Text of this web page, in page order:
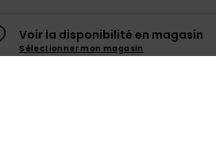
Voir la disponibilité en magasin
Sélectionner mon magasin